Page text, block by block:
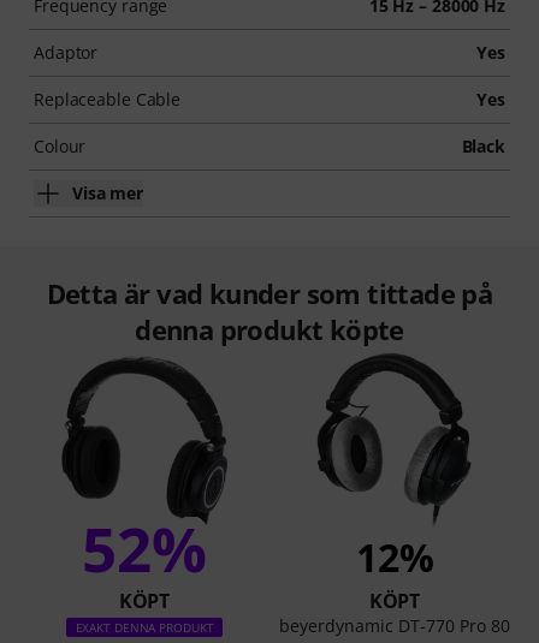
Frequency range 15 Hz – 28000 Hz
Adaptor Yes
Replaceable Cable Yes
Colour Black
Visa mer
Detta är vad kunder som tittade på
denna produkt köpte
52%
KÖPT
EXAKT DENNA PRODUKT
12%
KÖPT
beyerdynamic DT-770 Pro 80